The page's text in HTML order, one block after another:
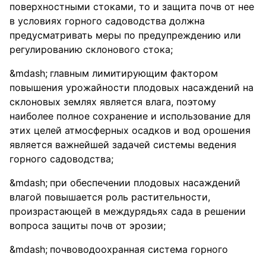
поверхностными стоками, то и защита почв от нее
в условиях горного садоводства должна
предусматривать меры по предупреждению или
регулированию склонового стока;
главным лимитирующим фактором
повышения урожайности плодовых насаждений на
склоновых землях является влага, поэтому
наиболее полное сохранение и использование для
этих целей атмосферных осадков и вод орошения
является важнейшей задачей системы ведения
горного садоводства;
при обеспечении плодовых насаждений
влагой повышается роль растительности,
произрастающей в междурядьях сада в решении
вопроса защиты почв от эрозии;
почвоводоохранная система горного